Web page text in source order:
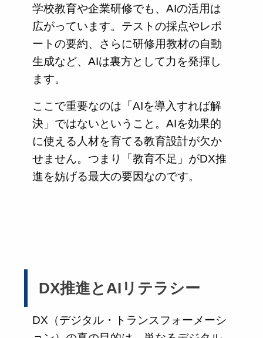
学校教育や企業研修でも、AIの活用は
広がっています。テストの採点やレポ
ートの要約、さらに研修用教材の自動
生成など、AIは裏方として力を発揮し
ます。
ここで重要なのは「AIを導入すれば解
決」ではないということ。AIを効果的
に使える人材を育てる教育設計が欠か
せません。つまり「教育不足」がDX推
進を妨げる最大の要因なのです。
DX推進とAIリテラシー
DX（デジタル・トランスフォーメーシ